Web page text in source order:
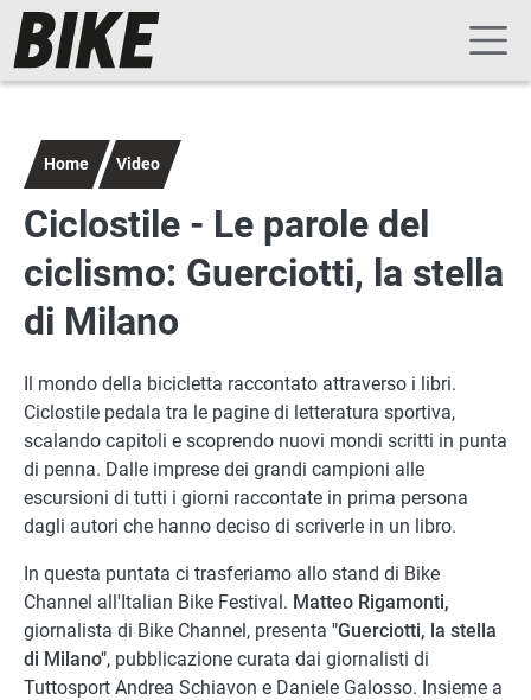
Salta al contenuto principale
Navigazione principale
Home Video
Ciclostile - Le parole del
ciclismo: Guerciotti, la stella
di Milano
Il mondo della bicicletta raccontato attraverso i libri.
Ciclostile pedala tra le pagine di letteratura sportiva,
scalando capitoli e scoprendo nuovi mondi scritti in punta
di penna. Dalle imprese dei grandi campioni alle
escursioni di tutti i giorni raccontate in prima persona
dagli autori che hanno deciso di scriverle in un libro.
In questa puntata ci trasferiamo allo stand di Bike
Channel all'Italian Bike Festival. Matteo Rigamonti,
giornalista di Bike Channel, presenta "Guerciotti, la stella
di Milano", pubblicazione curata dai giornalisti di
Tuttosport Andrea Schiavon e Daniele Galosso. Insieme a